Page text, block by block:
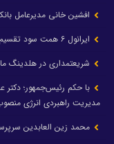
افشین خانی مدیرعامل
ایرانول ۶ همت سود تقسیم کرد
شریعتمداری در هلدینگ
با حکم رئیس‌جمهور؛ دکتر
مدیریت راهبردی انرژی
محمد زین العابدین